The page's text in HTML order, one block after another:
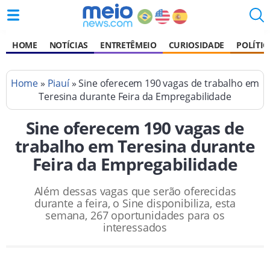
HOME NOTÍCIAS ENTRETÊMEIO CURIOSIDADE
Home» Piauí» Sine oferecem 190 vagas de trabalho em
Teresina durante Feira da Empregabilidade
Sine oferecem 190 vagas de
trabalho em Teresina durante
Feira da Empregabilidade
Além dessas vagas que serão oferecidas
durante a feira, o Sine disponibiliza, esta
semana, 267 oportunidades para os
interessados